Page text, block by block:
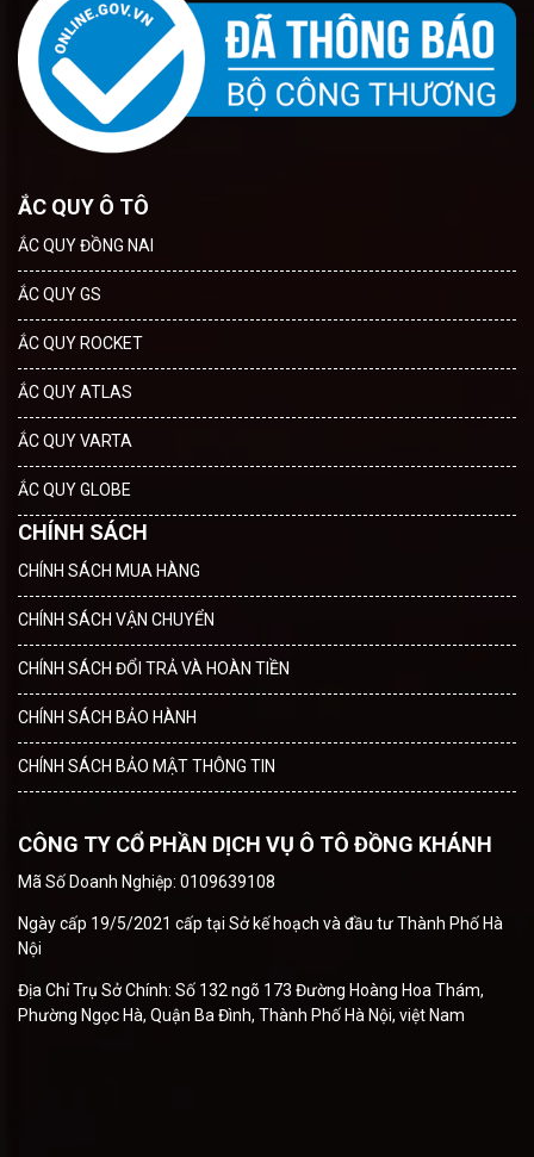
ẮC QUY Ô TÔ
ẮC QUY ĐỒNG NAI
ẮC QUY GS
ẮC QUY ROCKET
ẮC QUY ATLAS
ẮC QUY VARTA
ẮC QUY GLOBE
CHÍNH SÁCH
CHÍNH SÁCH MUA HÀNG
CHÍNH SÁCH VẬN CHUYỂN
CHÍNH SÁCH ĐỔI TRẢ VÀ HOÀN TIỀN
CHÍNH SÁCH BẢO HÀNH
CHÍNH SÁCH BẢO MẬT THÔNG TIN
CÔNG TY CỔ PHẦN DỊCH VỤ Ô TÔ ĐỒNG KHÁNH
Mã Số Doanh Nghiệp: 0109639108
Ngày cấp 19/5/2021 cấp tại Sở kế hoạch và đầu tư Thành Phố Hà
Nội
Địa Chỉ Trụ Sở Chính: Số 132 ngõ 173 Đường Hoàng Hoa Thám,
Phường Ngọc Hà, Quận Ba Đình, Thành Phố Hà Nội, việt Nam